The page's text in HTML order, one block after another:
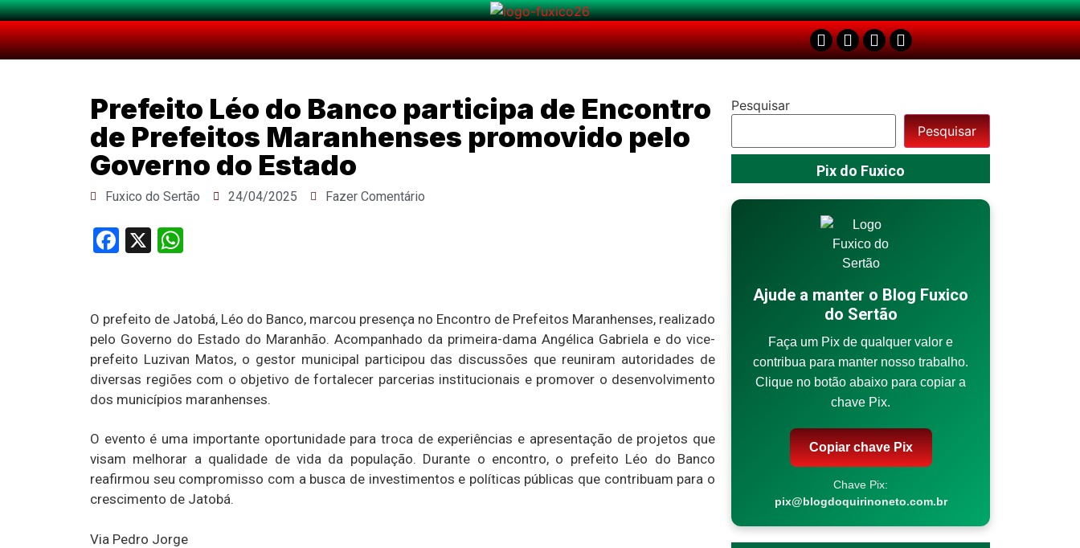
Prefeito Léo do Banco participa de Encontro
de Prefeitos Maranhenses promovido pelo
Governo do Estado
Fuxico do Sertão 24/04/2025 Fazer Comentário
Facebook
X
O prefeito de Jatobá, Léo do Banco, marcou presença no Encontro de Prefeitos Maranhenses, realizado
pelo Governo do Estado do Maranhão. Acompanhado da primeira-dama Angélica Gabriela e do vice-
prefeito Luzivan Matos, o gestor municipal participou das discussões que reuniram autoridades de
diversas regiões com o objetivo de fortalecer parcerias institucionais e promover o desenvolvimento
dos municípios maranhenses.
O evento é uma importante oportunidade para troca de experiências e apresentação de projetos que
visam melhorar a qualidade de vida da população. Durante o encontro, o prefeito Léo do Banco
reafirmou seu compromisso com a busca de investimentos e políticas públicas que contribuam para o
crescimento de Jatobá.
Via Pedro Jorge
Pesquisar
Pesquisar
Pix do Fuxico
Ajude a manter o Blog Fuxico
do Sertão
Faça um Pix de qualquer valor e
contribua para manter nosso trabalho.
Clique no botão abaixo para copiar a
chave Pix.
Copiar chave Pix
Chave Pix:
pix@blogdoquirinoneto.com.br